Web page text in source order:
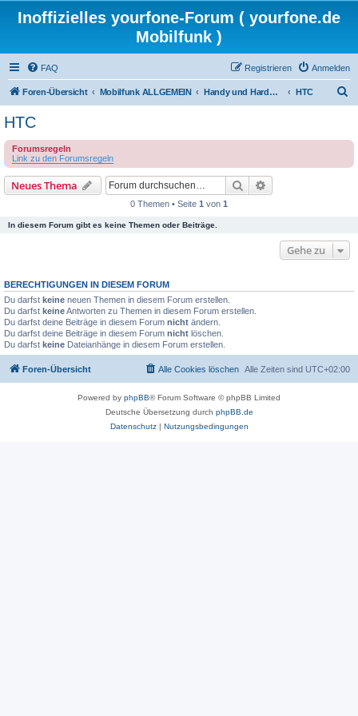
Inoffizielles yourfone-Forum ( yourfone.de
Mobilfunk )
FAQ Anmelden
Registrieren
Foren-Übersicht Mobilfunk ALLGEMEIN Handy und Hardware (Herstellerforen) HTC
e
HTC
Forumsregeln
Link zu den Forumsregeln
Neues Thema Suche
0 Themen • Seite 1 von 1
In diesem Forum gibt es keine Themen oder Beiträge.
Gehe zu
BERECHTIGUNGEN IN DIESEM FORUM
Du darfst keine neuen Themen in diesem Forum erstellen.
Du darfst keineAntworten zu Themen in diesem Forum erstellen.
Du darfst deine Beiträge in diesem Forum nicht ändern.
Du darfst deine Beiträge in diesem Forum nicht löschen.
Du darfst keine Dateianhänge in diesem Forum erstellen.
Foren-Übersicht Alle Zeiten sind UTC+02:00
Alle Cookies löschen
Powered by phpBB® Forum Software © phpBB Limited
Deutsche Übersetzung durch phpBB.de
Datenschutz| Nutzungsbedingungen